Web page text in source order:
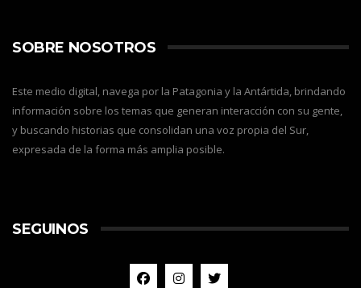
SOBRE NOSOTROS
Este medio digital, navega por la Patagonia y la Antártida, brindando
información sobre los temas que generan interacción con su gente,
y buscando historias que consolidan una voz propia del Sur,
expresada de la forma más amplia posible.
SEGUINOS